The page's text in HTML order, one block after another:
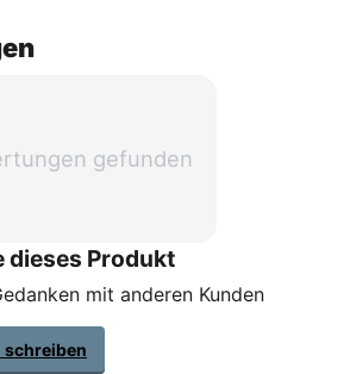
gefunden
dieses Produkt
mit anderen Kunden
schreiben